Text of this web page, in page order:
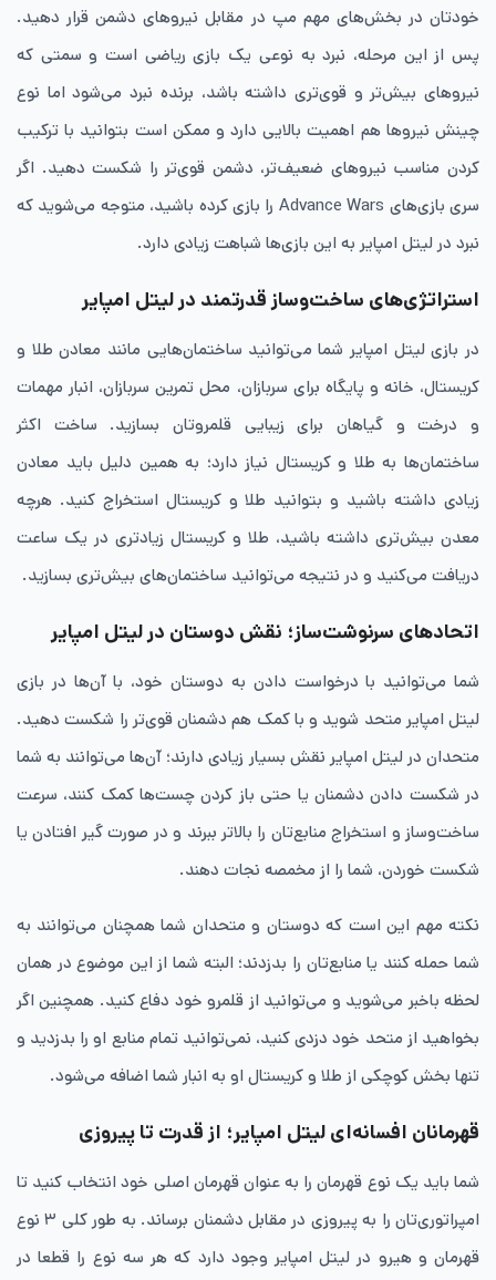
خودتان در بخش‌های مهم مپ در مقابل نیروهای دشمن قرار دهید.
پس از این مرحله، نبرد به نوعی یک بازی ریاضی است و سمتی که
نیروهای بیش‌تر و قوی‌تری داشته باشد، برنده نبرد می‌شود اما نوع
چینش نیروها هم اهمیت بالایی دارد و ممکن است بتوانید با ترکیب
کردن مناسب نیروهای ضعیف‌تر، دشمن قوی‌تر را شکست دهید. اگر
سری بازی‌های Advance Wars را بازی کرده باشید، متوجه می‌شوید که
نبرد در لیتل امپایر به این بازی‌ها شباهت زیادی دارد.
استراتژی‌های ساخت‌وساز قدرتمند در لیتل امپایر
در بازی لیتل امپایر شما می‌توانید ساختمان‌هایی مانند معادن طلا و
کریستال، خانه و پایگاه برای سربازان، محل تمرین سربازان، انبار مهمات
و درخت و گیاهان برای زیبایی قلمرو‌تان بسازید. ساخت اکثر
ساختمان‌ها به طلا و کریستال نیاز دارد؛ به همین دلیل باید معادن
زیادی داشته باشید و بتوانید طلا و کریستال استخراج کنید. هرچه
معدن بیش‌تری داشته باشید، طلا و کریستال زیادتری در یک ساعت
دریافت می‌کنید و در نتیجه می‌توانید ساختمان‌های بیش‌تری بسازید.
اتحادهای سرنوشت‌ساز؛ نقش دوستان در لیتل امپایر
شما می‌توانید با درخواست دادن به دوستان خود، با آن‌ها در بازی
لیتل امپایر متحد شوید و با کمک هم دشمنان قوی‌تر را شکست دهید.
متحدان در لیتل امپایر نقش بسیار زیادی دارند؛ آن‌ها می‌توانند به شما
در شکست دادن دشمنان یا حتی باز کردن چست‌ها کمک کنند، سرعت
ساخت‌وساز و استخراج منابع‌تان را بالاتر ببرند و در صورت گیر افتادن یا
شکست خوردن، شما را از مخمصه نجات دهند.
نکته مهم این است که دوستان و متحدان شما همچنان می‌توانند به
شما حمله کنند یا منابع‌تان را بدزدند؛ البته شما از این موضوع در همان
لحظه باخبر می‌شوید و می‌توانید از قلمرو خود دفاع کنید. همچنین اگر
بخواهید از متحد خود دزدی کنید، نمی‌توانید تمام منابع او را بدزدید و
تنها بخش کوچکی از طلا و کریستال او به انبار شما اضافه می‌شود.
قهرمانان افسانه‌ای لیتل امپایر؛ از قدرت تا پیروزی
شما باید یک نوع قهرمان را به عنوان قهرمان اصلی خود انتخاب کنید تا
امپراتوری‌تان را به پیروزی در مقابل دشمنان برساند. به طور کلی ۳ نوع
قهرمان و هیرو در لیتل امپایر وجود دارد که هر سه نوع را قطعا در